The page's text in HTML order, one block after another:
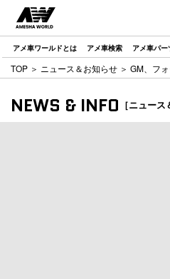
アメ車ワールドとは アメ車検索 アメ車パー
TOP ＞ ニュース＆お知らせ ＞ GM、フ
NEWS & INFO ［ニュース